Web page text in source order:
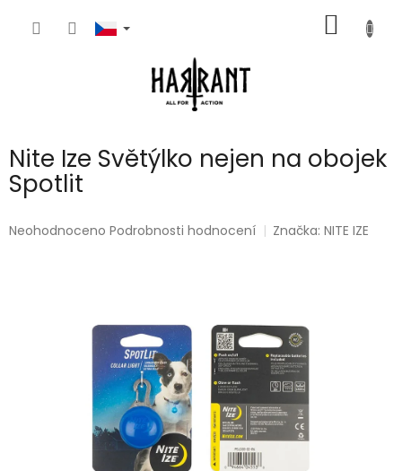
KOŠÍK
Nite Ize Světýlko nejen na obojek
Spotlit
Průměrné
Neohodnoceno Podrobnosti hodnocení Značka:NITE IZE